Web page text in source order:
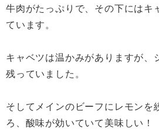
牛肉がたっぷりで、その下にはキ
ています。
キャベツは温かみがありますが、
残っていました。
そしてメインのビーフにレモンを
ろ、酸味が効いていて美味しい！